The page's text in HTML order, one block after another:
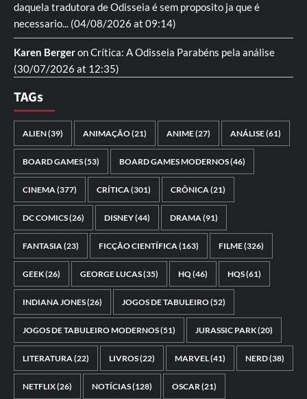
daquela tradutora de Odisseia é sem proposito ja que é
necessario... (04/08/2026 at 09:14)
Karen BergeronCrítica: A Odisseia Parabéns pela análise
(30/07/2026 at 12:35)
TAGs
ALIEN(39) ANIMAÇÃO(21) ANIME(27) ANÁLISE(61)
BOARD GAMES(53) BOARD GAMES MODERNOS(46)
CINEMA(377) CRÍTICA(301) CRÔNICA(21)
DC COMICS(26) DISNEY(44) DRAMA(91)
FANTASIA(23) FICÇÃO CIENTÍFICA(163) FILME(326)
GEEK(26) GEORGE LUCAS(35) HQ(46) HQS(61)
INDIANA JONES(26) JOGOS DE TABULEIRO(52)
JOGOS DE TABULEIRO MODERNOS(51) JURASSIC PARK(20)
LITERATURA(22) LIVROS(22) MARVEL(41) NERD(38)
NETFLIX(26) NOTÍCIAS(128) OSCAR(21)